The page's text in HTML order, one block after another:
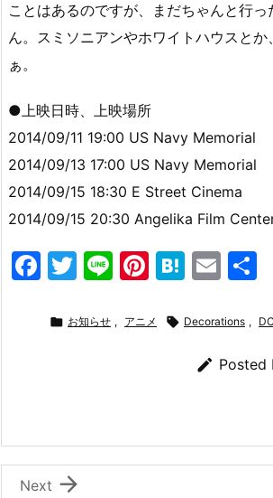
ことはあるのですが、まだちゃんと行
ん。スミソニアンやホワイトハウスとか
ぁ。
●上映日時、上映場所
2014/09/11 19:00 US Navy Memorial
2014/09/13 17:00 US Navy Memorial
2014/09/15 18:30 E Street Cinema
2014/09/15 20:30 Angelika Film
F
c
o
k
T
itt
Li
e
Pi
er
H
e
a
E
ai
l
 お知らせ , アニメ  Decorations ,
 Posted

Next